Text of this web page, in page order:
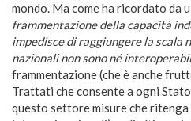
mondo. Ma come ha ricordato da
frammentazione della capacità
impedisce di raggiungere la scala
nazionali non sono né
frammentazione (che è anche
Trattati che consente a ogni
questo settore misure che